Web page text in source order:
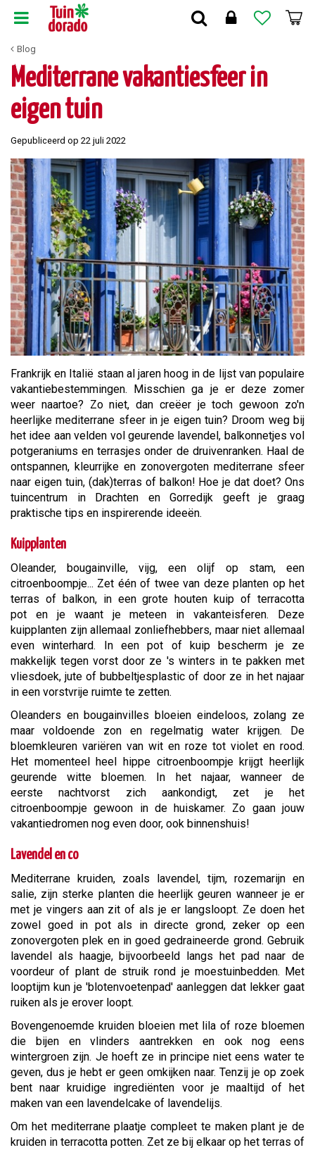
Blog
Mediterrane vakantiesfeer in
eigen tuin
Gepubliceerd op 22 juli 2022
Frankrijk en Italië staan al jaren hoog in de lijst van populaire
vakantiebestemmingen. Misschien ga je er deze zomer
weer naartoe? Zo niet, dan creëer je toch gewoon zo'n
heerlijke mediterrane sfeer in je eigen tuin? Droom weg bij
het idee aan velden vol geurende lavendel, balkonnetjes vol
potgeraniums en terrasjes onder de druivenranken. Haal de
ontspannen, kleurrijke en zonovergoten mediterrane sfeer
naar eigen tuin, (dak)terras of balkon! Hoe je dat doet? Ons
tuincentrum in Drachten en Gorredijk geeft je graag
praktische tips en inspirerende ideeën.
Kuipplanten
Oleander, bougainville, vijg, een olijf op stam, een
citroenboompje... Zet één of twee van deze planten op het
terras of balkon, in een grote houten kuip of terracotta
pot en je waant je meteen in vakanteisferen. Deze
kuipplanten zijn allemaal zonliefhebbers, maar niet allemaal
even winterhard. In een pot of kuip bescherm je ze
makkelijk tegen vorst door ze 's winters in te pakken met
vliesdoek, jute of bubbeltjesplastic of door ze in het najaar
in een vorstvrije ruimte te zetten.
Oleanders en bougainvilles bloeien eindeloos, zolang ze
maar voldoende zon en regelmatig water krijgen. De
bloemkleuren variëren van wit en roze tot violet en rood.
Het momenteel heel hippe citroenboompje krijgt heerlijk
geurende witte bloemen. In het najaar, wanneer de
eerste nachtvorst zich aankondigt, zet je het
citroenboompje gewoon in de huiskamer. Zo gaan jouw
vakantiedromen nog even door, ook binnenshuis!
Lavendel en co
Mediterrane kruiden, zoals lavendel, tijm, rozemarijn en
salie, zijn sterke planten die heerlijk geuren wanneer je er
met je vingers aan zit of als je er langsloopt. Ze doen het
zowel goed in pot als in directe grond, zeker op een
zonovergoten plek en in goed gedraineerde grond. Gebruik
lavendel als haagje, bijvoorbeeld langs het pad naar de
voordeur of plant de struik rond je moestuinbedden. Met
looptijm kun je 'blotenvoetenpad' aanleggen dat lekker gaat
ruiken als je erover loopt.
Bovengenoemde kruiden bloeien met lila of roze bloemen
die bijen en vlinders aantrekken en ook nog eens
wintergroen zijn. Je hoeft ze in principe niet eens water te
geven, dus je hebt er geen omkijken naar. Tenzij je op zoek
bent naar kruidige ingrediënten voor je maaltijd of het
maken van een lavendelcake of lavendelijs.
Om het mediterrane plaatje compleet te maken plant je de
kruiden in terracotta potten. Zet ze bij elkaar op het terras of